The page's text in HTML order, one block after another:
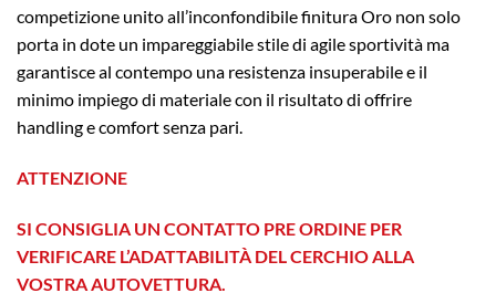
competizione unito all’inconfondibile finitura Oro non solo
porta in dote un impareggiabile stile di agile sportività ma
garantisce al contempo una resistenza insuperabile e il
minimo impiego di materiale con il risultato di offrire
handling e comfort senza pari.
ATTENZIONE
SI CONSIGLIA UN CONTATTO PRE ORDINE PER
VERIFICARE L’ADATTABILITÀ DEL CERCHIO ALLA
VOSTRA AUTOVETTURA.